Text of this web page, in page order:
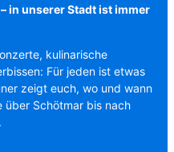
in unserer Stadt ist immer
kulinarische
Für jeden ist etwas
zeigt euch, wo und wann
über Schötmar bis nach